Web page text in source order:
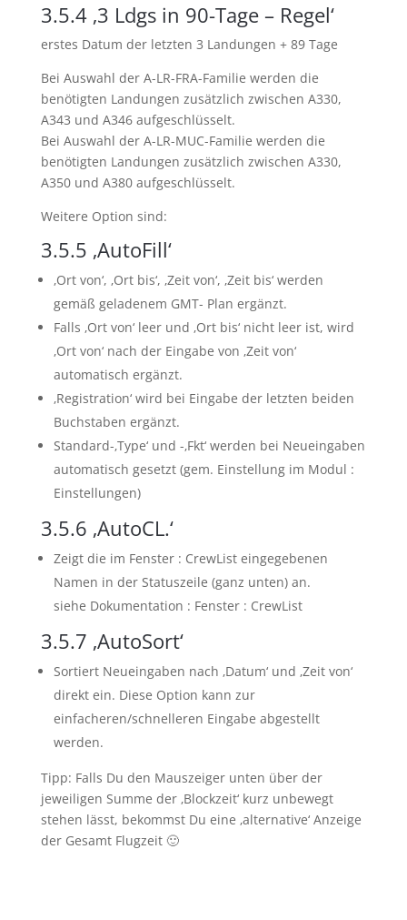
3.5.4‚3 Ldgs in 90-Tage – Regel‘
erstes Datum der letzten 3 Landungen + 89 Tage
Bei Auswahl der A-LR-FRA-Familie werden die
benötigten Landungen zusätzlich zwischen A330,
A343 und A346 aufgeschlüsselt.
Bei Auswahl der A-LR-MUC-Familie werden die
benötigten Landungen zusätzlich zwischen A330,
A350 und A380 aufgeschlüsselt.
Weitere Option sind:
3.5.5 ‚AutoFill‘
‚Ort von‘, ‚Ort bis‘, ‚Zeit von‘, ‚Zeit bis‘ werden
gemäß geladenem GMT- Plan ergänzt.
Falls ‚Ort von‘ leer und ‚Ort bis‘ nicht leer ist, wird
‚Ort von‘ nach der Eingabe von ‚Zeit von‘
automatisch ergänzt.
‚Registration‘ wird bei Eingabe der letzten beiden
Buchstaben ergänzt.
Standard-‚Type‘ und -‚Fkt‘ werden bei Neueingaben
automatisch gesetzt (gem. Einstellung im Modul :
Einstellungen)
3.5.6 ‚AutoCL.‘
Zeigt die im Fenster : CrewList eingegebenen
Namen in der Statuszeile (ganz unten) an.
siehe Dokumentation : Fenster : CrewList
3.5.7 ‚AutoSort‘
Sortiert Neueingaben nach ‚Datum‘ und ‚Zeit von‘
direkt ein. Diese Option kann zur
einfacheren/schnelleren Eingabe abgestellt
werden.
Tipp: Falls Du den Mauszeiger unten über der
jeweiligen Summe der ‚Blockzeit‘ kurz unbewegt
stehen lässt, bekommst Du eine ‚alternative‘ Anzeige
der Gesamt Flugzeit 🙂